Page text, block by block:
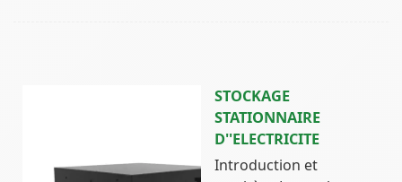
STOCKAGE
STATIONNAIRE
D''ELECTRICITE
Introduction et